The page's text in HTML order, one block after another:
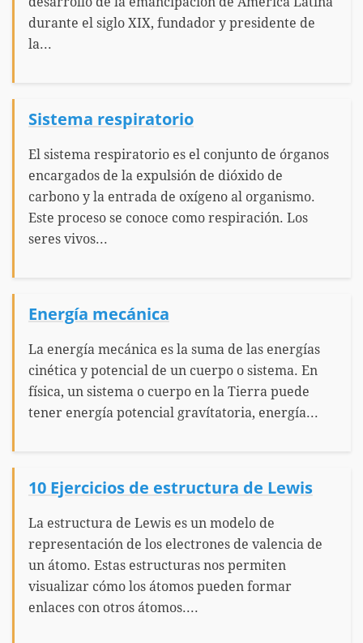
durante el siglo XIX, fundador y presidente de
la...
Sistema respiratorio
El sistema respiratorio es el conjunto de órganos
encargados de la expulsión de dióxido de
carbono y la entrada de oxígeno al organismo.
Este proceso se conoce como respiración. Los
seres vivos...
Energía mecánica
La energía mecánica es la suma de las energías
cinética y potencial de un cuerpo o sistema. En
física, un sistema o cuerpo en la Tierra puede
tener energía potencial gravítatoria, energía...
10 Ejercicios de estructura de Lewis
La estructura de Lewis es un modelo de
representación de los electrones de valencia de
un átomo. Estas estructuras nos permiten
visualizar cómo los átomos pueden formar
enlaces con otros átomos....